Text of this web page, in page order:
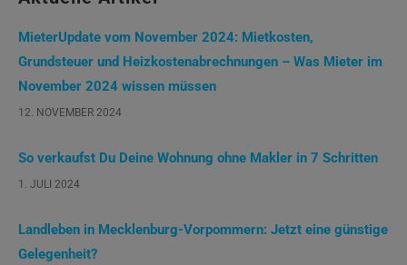
MieterUpdate vom November 2024: Mietkosten,
Grundsteuer und Heizkostenabrechnungen – Was Mieter im
November 2024 wissen müssen
12. NOVEMBER 2024
So verkaufst Du Deine Wohnung ohne Makler in 7 Schritten
1. JULI 2024
Landleben in Mecklenburg-Vorpommern: Jetzt eine günstige
Gelegenheit?